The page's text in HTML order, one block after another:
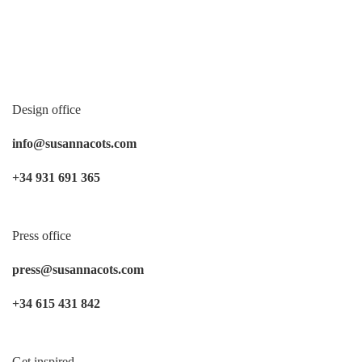
Design office
info@susannacots.com
+34 931 691 365
Press office
press@susannacots.com
+34 615 431 842